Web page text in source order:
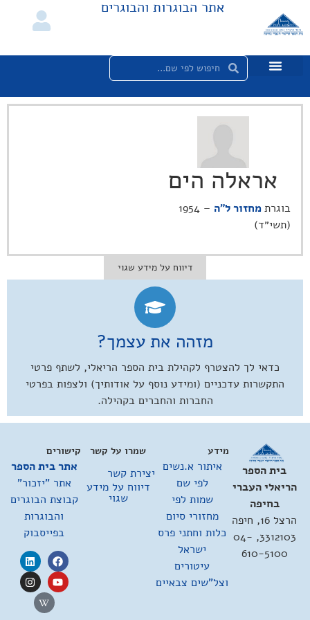
אתר הבוגרות והבוגרים
אראלה הים
בוגרתמחזור ל"ה
– 1954
(תשי״ד)
דיווח על מידע שגוי
מזהה את עצמך?
כדאי לך להצטרף לקהילת בית הספר הריאלי, לשתף פרטי
התקשרות עדכניים (ומידע נוסף על אודותיך) ולצפות בפרטי
החברות והחברים בקהילה.
בית הספר
הריאלי העברי
בחיפה
הרצל 16, חיפה
3312103, 04-
610-5100
מידע
איתור א.נשים
לפי שם
שמות לפי
מחזורי סיום
כלות וחתני פרס
ישראל
עיטורים
וצל"שים צבאיים
קישורים
אתר בית הספר
אתר "יזכור"
קבוצת הבוגרים
והבוגרות
בפייסבוק
שמרו על קשר
יצירת קשר
דיווח על מידע
שגוי